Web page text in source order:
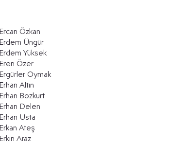
Ercan Özkan
Erdem Üngür
Erdem Yüksek
Eren Özer
Ergürler Oymak
Erhan Altın
Erhan Bozkurt
Erhan Delen
Erhan Usta
Erkan Ateş
Erkin Araz